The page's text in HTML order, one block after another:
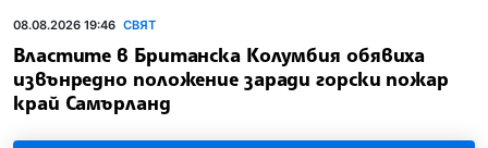
08.08.2026 19:46 СВЯТ
Властите в Британска Колумбия обявиха
извънредно положение заради горски пожар
край Самърланд